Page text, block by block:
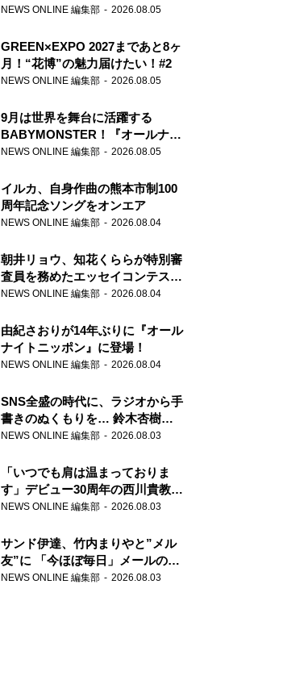
ー『アナスタシア』を紹介
NEWS ONLINE 編集部 2026.08.05
GREEN×EXPO 2027まであと8ヶ
月！“花博”の魅力届けたい！#2
NEWS ONLINE 編集部 2026.08.05
9月は世界を舞台に活躍する
BABYMONSTER！『オールナイ
トニッポンPODCAST』月替わり
NEWS ONLINE 編集部 2026.08.05
イルカ、自身作曲の熊本市制100
周年記念ソングをオンエア
NEWS ONLINE 編集部 2026.08.04
朝井リョウ、知花くららが特別審
査員を務めたエッセイコンテスト
の特別番組「#いまあなたに伝え
NEWS ONLINE 編集部 2026.08.04
由紀さおりが14年ぶりに『オール
ナイトニッポン』に登場！
NEWS ONLINE 編集部 2026.08.04
SNS全盛の時代に、ラジオから手
書きのぬくもりを… 鈴木杏樹の
直筆はがきが届く！
郵便局
NEWS ONLINE 編集部 2026.08.03
「いつでも肩は温まっておりま
す」デビュー30周年の西川貴教が
『オールナイトニッポン』に登
NEWS ONLINE 編集部 2026.08.03
サンド伊達、竹内まりやと”メル
友”に 「今ほぼ毎日」メールのや
り取り明かす
NEWS ONLINE 編集部 2026.08.03